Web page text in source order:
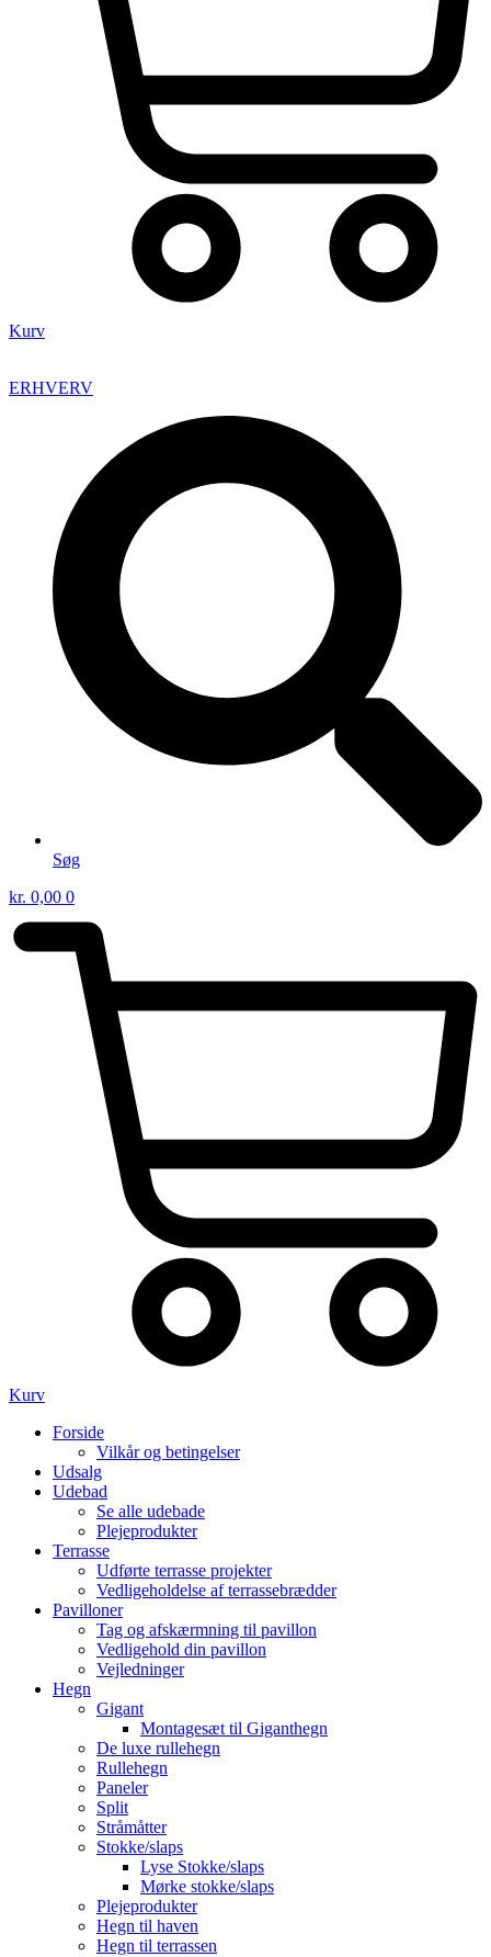
Kurv
ERHVERV
Søg
kr. 0,00 0
Kurv
Forside
Vilkår og betingelser
Udsalg
Udebad
Se alle udebade
Plejeprodukter
Terrasse
Udførte terrasse projekter
Vedligeholdelse af terrassebrædder
Pavilloner
Tag og afskærmning til pavillon
Vedligehold din pavillon
Vejledninger
Hegn
Gigant
Montagesæt til Giganthegn
De luxe rullehegn
Rullehegn
Paneler
Split
Stråmåtter
Stokke/slaps
Lyse Stokke/slaps
Mørke stokke/slaps
Plejeprodukter
Hegn til haven
Hegn til terrassen